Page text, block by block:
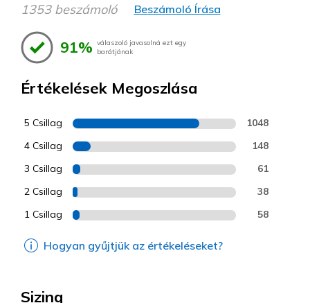
1353 beszámoló Beszámoló Írása
91% válaszoló javasolná ezt egy
barátjának
Értékelések Megoszlása
5 Csillag 1048
4 Csillag 148
3 Csillag 61
2 Csillag 38
1 Csillag 58
Hogyan gyűjtjük az értékeléseket?
Sizing